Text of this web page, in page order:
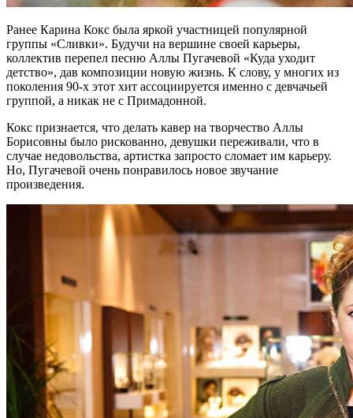
Ранее Карина Кокс была яркой участницей популярной
группы «Сливки». Будучи на вершине своей карьеры,
коллектив перепел песню Аллы Пугачевой «Куда уходит
детство», дав композиции новую жизнь. К слову, у многих из
поколения 90-х этот хит ассоциируется именно с девчачьей
группой, а никак не с Примадонной.
Кокс признается, что делать кавер на творчество Аллы
Борисовны было рискованно, девушки переживали, что в
случае недовольства, артистка запросто сломает им карьеру.
Но, Пугачевой очень понравилось новое звучание
произведения.